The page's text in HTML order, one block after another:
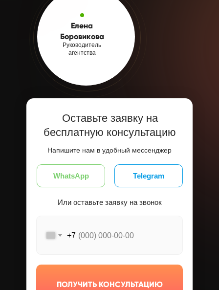
Оставьте заявку на
бесплатную консультацию
Напишите нам в удобный мессенджер
Telegram
Или оставьте заявку на звонок
WhatsApp
Елена
Боровикова
Руководитель
агентства
+7
ПОЛУЧИТЬ КОНСУЛЬТАЦИЮ